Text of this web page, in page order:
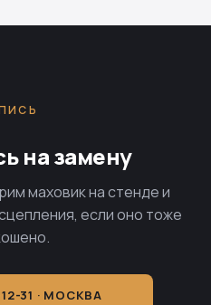
на замену
маховик на стенде и
если оно тоже
31 · МОСКВА